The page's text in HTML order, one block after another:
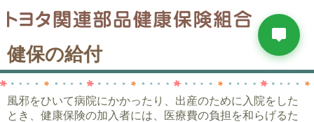
健保の給付
風邪をひいて病院にかかったり、出産のために入院をした
とき、健康保険の加入者には、医療費の負担を和らげるた